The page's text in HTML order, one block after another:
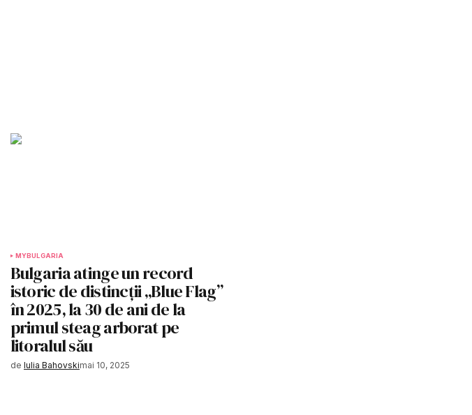
MYBULGARIA
Bulgaria atinge un record
istoric de distincții „Blue Flag”
în 2025, la 30 de ani de la
primul steag arborat pe
litoralul său
de Iulia Bahovskimai 10, 2025